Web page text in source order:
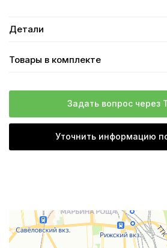
Детали
Товары в комплекте
Задать вопрос через
Уточнить информацию